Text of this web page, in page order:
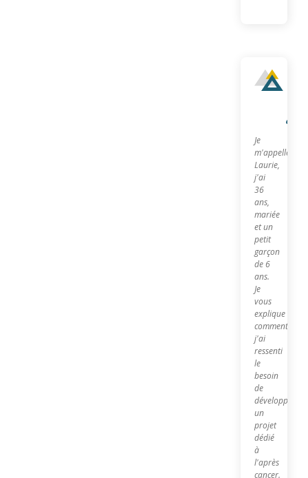
Je
m'appelle
Laurie,
j'ai
36
ans,
mariée
et un
petit
garçon
de 6
ans.
Je
vous
explique
comment
j'ai
ressenti
le
besoin
de
développer
un
projet
dédié
à
l'après
cancer.